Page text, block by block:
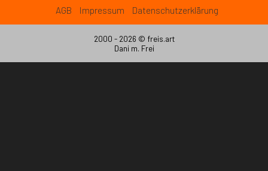
AGB
Impressum Datenschutzerklärung
2000 - 2026 © freis.art
Dani m. Frei